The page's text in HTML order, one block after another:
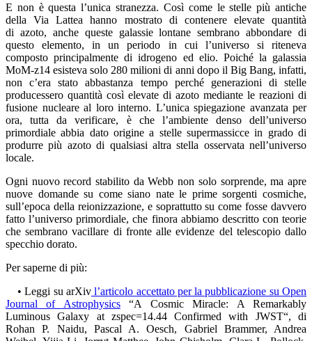
E non è questa l’unica stranezza. Così come le stelle più antiche
della Via Lattea hanno mostrato di contenere elevate quantità
di azoto, anche queste galassie lontane sembrano abbondare di
questo elemento, in un periodo in cui l’universo si riteneva
composto principalmente di idrogeno ed elio. Poiché la galassia
MoM-z14 esisteva solo 280 milioni di anni dopo il Big Bang, infatti,
non c’era stato abbastanza tempo perché generazioni di stelle
producessero quantità così elevate di azoto mediante le reazioni di
fusione nucleare al loro interno. L’unica spiegazione avanzata per
ora, tutta da verificare, è che l’ambiente denso dell’universo
primordiale abbia dato origine a stelle supermassicce in grado di
produrre più azoto di qualsiasi altra stella osservata nell’universo
locale.
Ogni nuovo record stabilito da Webb non solo sorprende, ma apre
nuove domande su come siano nate le prime sorgenti cosmiche,
sull’epoca della reionizzazione, e soprattutto su come fosse davvero
fatto l’universo primordiale, che finora abbiamo descritto con teorie
che sembrano vacillare di fronte alle evidenze del telescopio dallo
specchio dorato.
Per saperne di più:
• Leggi su arXiv l’articolo accettato per la pubblicazione su Open
Journal of Astrophysics“A Cosmic Miracle: A Remarkably
Luminous Galaxy at zspec=14.44 Confirmed with JWST“, di
Rohan P. Naidu, Pascal A. Oesch, Gabriel Brammer, Andrea